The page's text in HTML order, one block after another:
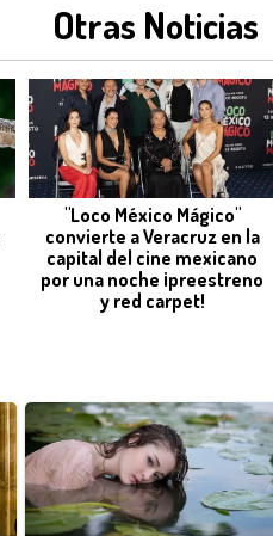
Otras Noticias
"Loco México Mágico"
convierte a Veracruz en la
capital del cine mexicano
por una noche ¡preestreno
y red carpet!